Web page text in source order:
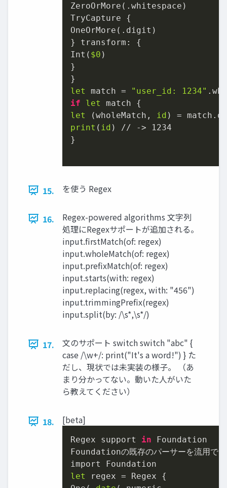
ZeroOrMore(.whitespace)
TryCapture {
OneOrMore(.digit)
} transform: {
Int( $0 )
}
let
match =
"user_id: 1234"
if
let
let
(wholeMatch,
id
print ( id ) // -> 1234
}
15. を使う Regex
16.
Regex-powered algorithms 文字列
処理にRegexサポートが追加される。
input.firstMatch(of: regex)
input.wholeMatch(of: regex)
input.prefixMatch(of: regex)
input.starts(with: regex)
input.replacing(regex, with: "456")
input.trimmingPrefix(regex)
input.split(by: /\s*,\s*/)
17.
文のサポート switch switch "abc" {
case /\w+/: print("It's a word!") } た
だし、現状では未実装の様子。 （あ
まり分かってない。動いた人がいた
ら教えてください）
18. [beta]
Regex support in Foundation
Foundationの既存のパーサーを流用で
let
regex = Regex {